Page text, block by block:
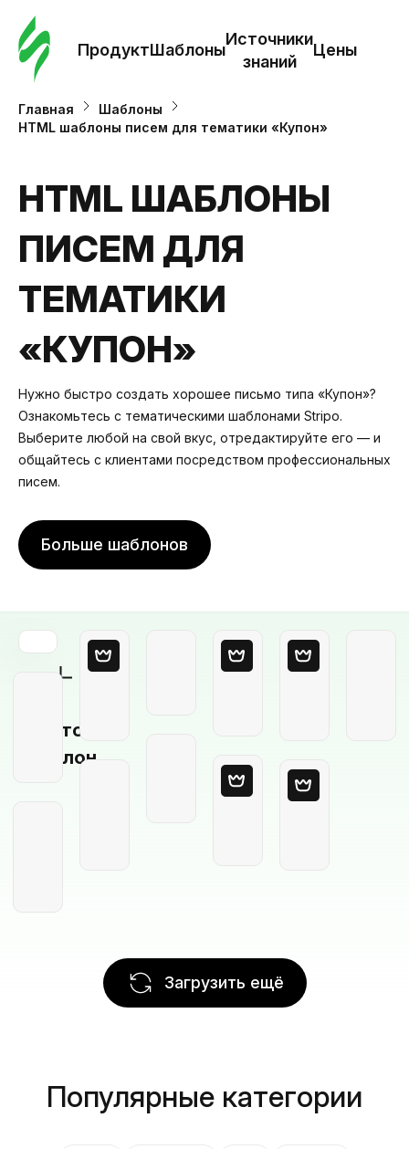
ПродуктШаблоны
Источники
знаний
Цены
Главная
Шаблоны
HTML шаблоны писем для тематики «Купон»
HTML ШАБЛОНЫ
ПИСЕМ ДЛЯ
ТЕМАТИКИ
«КУПОН»
Нужно быстро создать хорошее письмо типа «Купон»?
Ознакомьтесь с тематическими шаблонами Stripo.
Выберите любой на свой вкус, отредактируйте его — и
общайтесь с клиентами посредством профессиональных
писем.
Больше шаблонов
Пустой
шаблон
Загрузить ещё
Популярные категории